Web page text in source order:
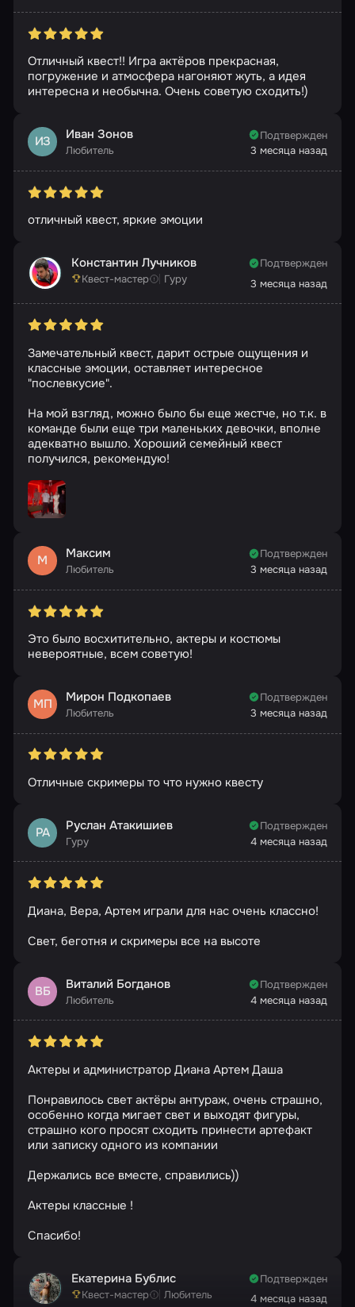
Отличный квест!! Игра актёров прекрасная,
погружение и атмосфера нагоняют жуть, а идея
интересна и необычна. Очень советую сходить!)
ИЗ Иван Зонов
Любитель
Подтвержден
3 месяца назад
отличный квест, яркие эмоции
Константин Лучников
Квест-мастер Гуру
Подтвержден
3 месяца назад
Замечательный квест, дарит острые ощущения и
классные эмоции, оставляет интересное
"послевкусие".
На мой взгляд, можно было бы еще жестче, но т.к. в
команде были еще три маленьких девочки, вполне
адекватно вышло. Хороший семейный квест
получился, рекомендую!
М Максим
Любитель
Подтвержден
3 месяца назад
Это было восхитительно, актеры и костюмы
невероятные, всем советую!
МП Мирон Подкопаев
Любитель
Подтвержден
3 месяца назад
Отличные скримеры то что нужно квесту
РА Руслан Атакишиев
Гуру
Подтвержден
4 месяца назад
Диана, Вера, Артем играли для нас очень классно!
Свет, беготня и скримеры все на высоте
ВБ Виталий Богданов
Любитель
Подтвержден
4 месяца назад
Актеры и администратор Диана Артем Даша
Понравилось свет актёры антураж, очень страшно,
особенно когда мигает свет и выходят фигуры,
страшно кого просят сходить принести артефакт
или записку одного из компании
Держались все вместе, справились))
Актеры классные !
Спасибо!
Екатерина Бублис
Квест-мастер Любитель
Подтвержден
4 месяца назад